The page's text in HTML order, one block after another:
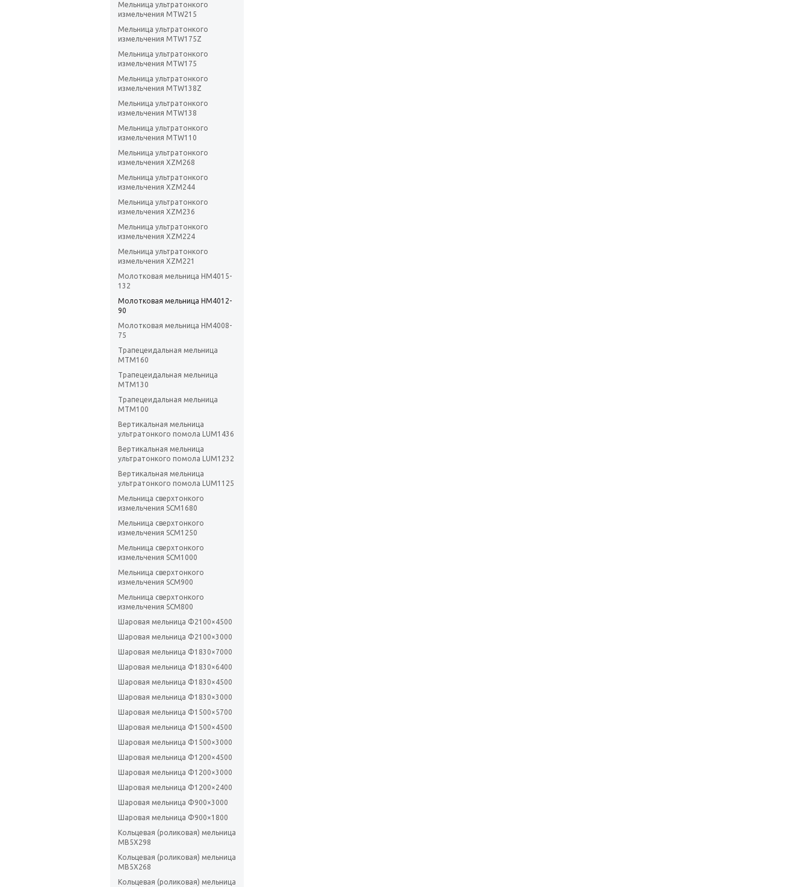
Мельница ультратонкого
измельчения MTW215
Мельница ультратонкого
измельчения MTW175Z
Мельница ультратонкого
измельчения MTW175
Мельница ультратонкого
измельчения MTW138Z
Мельница ультратонкого
измельчения MTW138
Мельница ультратонкого
измельчения MTW110
Мельница ультратонкого
измельчения XZM268
Мельница ультратонкого
измельчения XZM244
Мельница ультратонкого
измельчения XZM236
Мельница ультратонкого
измельчения XZM224
Мельница ультратонкого
измельчения XZM221
Молотковая мельница HM4015-
132
Молотковая мельница HM4012-
90
Молотковая мельница HM4008-
75
Трапецеидальная мельница
MTM160
Трапецеидальная мельница
MTM130
Трапецеидальная мельница
MTM100
Вертикальная мельница
ультратонкого помола LUM1436
Вертикальная мельница
ультратонкого помола LUM1232
Вертикальная мельница
ультратонкого помола LUM1125
Мельница сверхтонкого
измельчения SCM1680
Мельница сверхтонкого
измельчения SCM1250
Мельница сверхтонкого
измельчения SCM1000
Мельница сверхтонкого
измельчения SCM900
Мельница сверхтонкого
измельчения SCM800
Шаровая мельница Ф2100×4500
Шаровая мельница Ф2100×3000
Шаровая мельница Ф1830×7000
Шаровая мельница Ф1830×6400
Шаровая мельница Ф1830×4500
Шаровая мельница Ф1830×3000
Шаровая мельница Ф1500×5700
Шаровая мельница Ф1500×4500
Шаровая мельница Ф1500×3000
Шаровая мельница Ф1200×4500
Шаровая мельница Ф1200×3000
Шаровая мельница Ф1200×2400
Шаровая мельница Ф900×3000
Шаровая мельница Ф900×1800
Кольцевая (роликовая) мельница
MB5X298
Кольцевая (роликовая) мельница
MB5X268
Кольцевая (роликовая) мельница